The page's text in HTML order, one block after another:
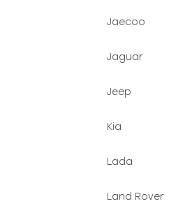
Jaecoo
Jaguar
Jeep
Kia
Lada
Land Rover